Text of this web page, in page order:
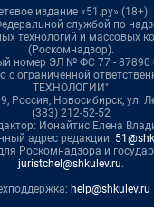
издание «51.ру» (18+).
службой по
технологий и массовых
(Роскомнадзор).
номер ЭЛ № ФС 77 - 87890
с ограниченной
ТЕХНОЛОГИИ"
Россия, Новосибирск, ул.
(383) 212-52-52
Ионайтис Елена
адрес редакции:
Роскомнадзора и
juristchel@shkulev.ru.
help@shkulev.ru